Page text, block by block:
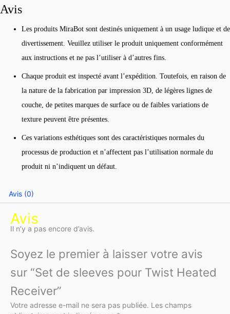
Avis
Les produits MiraBot sont destinés uniquement à un usage ludique et de
divertissement. Veuillez utiliser le produit uniquement conformément
aux instructions et ne pas l’utiliser à d’autres fins.
Chaque produit est inspecté avant l’expédition. Toutefois, en raison de
la nature de la fabrication par impression 3D, de légères lignes de
couche, de petites marques de surface ou de faibles variations de
texture peuvent être présentes.
Ces variations esthétiques sont des caractéristiques normales du
processus de production et n’affectent pas l’utilisation normale du
produit ni n’indiquent un défaut.
Avis (0)
Avis
Il n’y a pas encore d’avis.
Soyez le premier à laisser votre avis
sur “Set de sleeves pour Twist Heated
Receiver”
Votre adresse e-mail ne sera pas publiée. Les champs